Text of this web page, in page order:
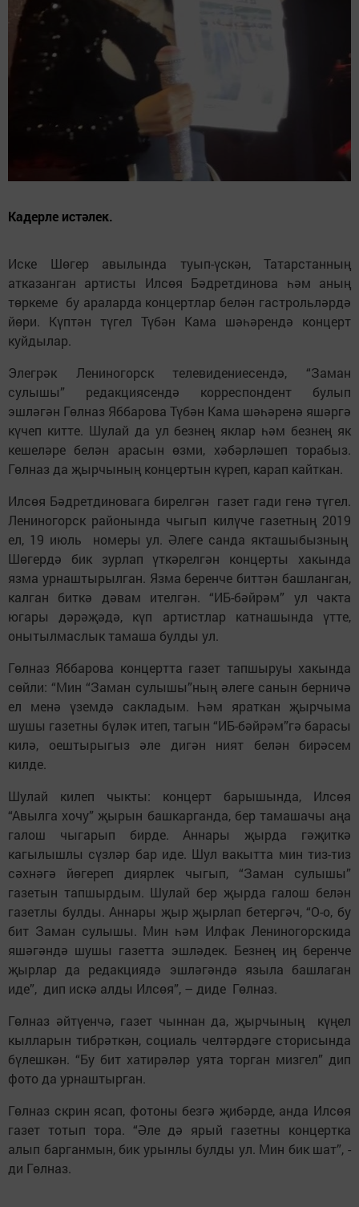
Кадерле истәлек.
Иске Шөгер авылында туып-үскән, Татарстанның
атказанган артисты Илсөя Бәдретдинова һәм аның
төркеме бу араларда концертлар белән гастрольләрдә
йөри. Күптән түгел Түбән Кама шәһәрендә концерт
куйдылар.
Элегрәк Лениногорск телевидениесендә, “Заман
сулышы” редакциясендә корреспондент булып
эшләгән Гөлназ Яббарова Түбән Кама шәһәренә яшәргә
күчеп китте. Шулай да ул безнең яклар һәм безнең як
кешеләре белән арасын өзми, хәбәрләшеп торабыз.
Гөлназ да җырчының концертын күреп, карап кайткан.
Илсөя Бәдретдиновага бирелгән газет гади генә түгел.
Лениногорск районында чыгып килүче газетның 2019
ел, 19 июль номеры ул. Әлеге санда якташыбызның
Шөгердә бик зурлап үткәрелгән концерты хакында
язма урнаштырылган. Язма беренче биттән башланган,
калган биткә дәвам ителгән. “ИБ-бәйрәм” ул чакта
югары дәрәҗәдә, күп артистлар катнашында үтте,
онытылмаслык тамаша булды ул.
Гөлназ Яббарова концертта газет тапшыруы хакында
сөйли: “Мин “Заман сулышы”ның әлеге санын берничә
ел менә үземдә сакладым. Һәм яраткан җырчыма
шушы газетны бүләк итеп, тагын “ИБ-бәйрәм”гә барасы
килә, оештырыгыз әле дигән ният белән бирәсем
килде.
Шулай килеп чыкты: концерт барышында, Илсөя
“Авылга хочу” җырын башкарганда, бер тамашачы аңа
галош чыгарып бирде. Аннары җырда гәҗиткә
кагылышлы сүзләр бар иде. Шул вакытта мин тиз-тиз
сәхнәгә йөгереп диярлек чыгып, “Заман сулышы”
газетын тапшырдым. Шулай бер җырда галош белән
газетлы булды. Аннары җыр җырлап бетергәч, “О-о, бу
бит Заман сулышы. Мин һәм Илфак Лениногорскида
яшәгәндә шушы газетта эшләдек. Безнең иң беренче
җырлар да редакциядә эшләгәндә языла башлаган
иде”, дип искә алды Илсөя”, – диде Гөлназ.
Гөлназ әйтүенчә, газет чыннан да, җырчының күңел
кылларын тибрәткән, социаль челтәрдәге сторисында
бүлешкән. “Бу бит хатирәләр уята торган мизгел” дип
фото да урнаштырган.
Гөлназ скрин ясап, фотоны безгә җибәрде, анда Илсөя
газет тотып тора. “Әле дә ярый газетны концертка
алып барганмын, бик урынлы булды ул. Мин бик шат”, -
ди Гөлназ.